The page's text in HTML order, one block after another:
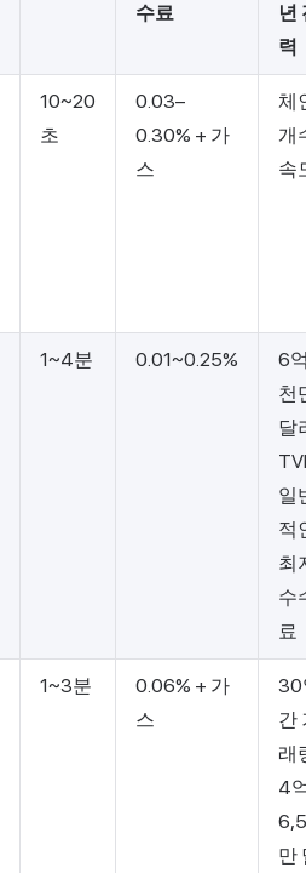
수료
년
력
10~20
초
0.03–
0.30% + 가
스
체
개
속
1~4분 0.01~0.25%
6
천
달
일
적
최
수
료
1~3분
0.06% + 가
스
30
간
래
4
만